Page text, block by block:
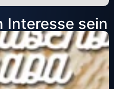
Interesse sein